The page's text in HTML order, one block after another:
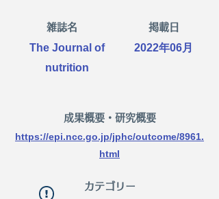
雑誌名
The Journal of
nutrition
掲載日
2022年06月
​成果概要・研究概要
https://epi.ncc.go.jp/jphc/outcome/8961.
html
​カテゴリー